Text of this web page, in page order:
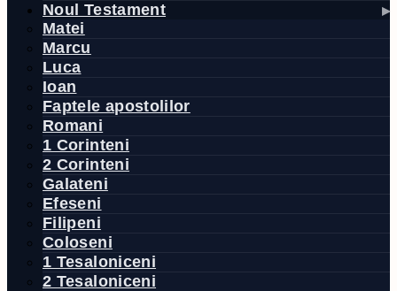
Noul Testament
Matei
Marcu
Luca
Ioan
Faptele apostolilor
Romani
1 Corinteni
2 Corinteni
Galateni
Efeseni
Filipeni
Coloseni
1 Tesaloniceni
2 Tesaloniceni